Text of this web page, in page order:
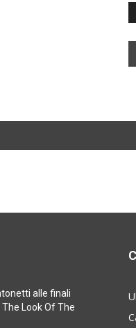
alle finali
Look Of The